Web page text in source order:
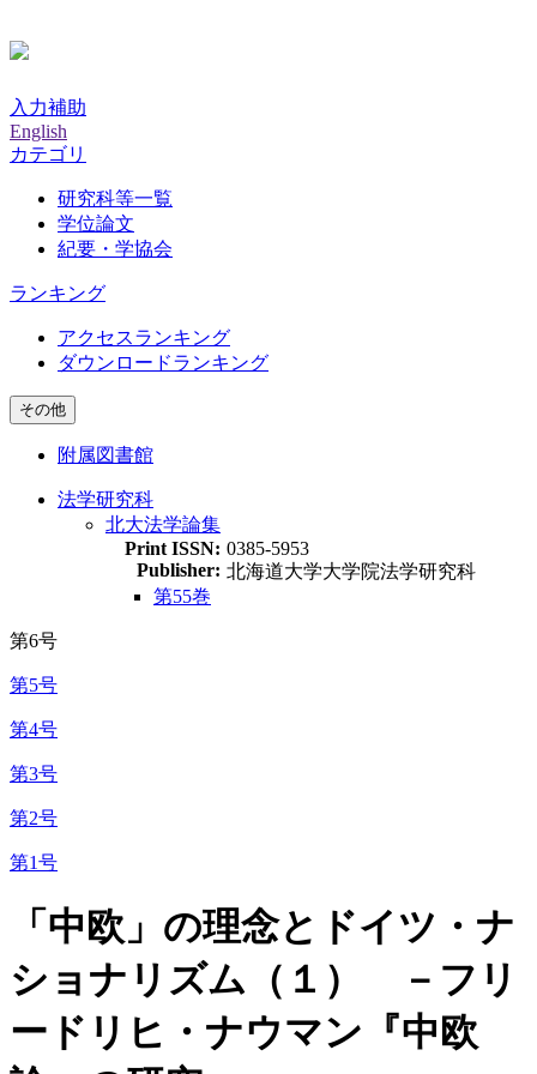
入力補助
English
カテゴリ
研究科等一覧
学位論文
紀要・学協会
ランキング
アクセスランキング
ダウンロードランキング
その他
附属図書館
法学研究科
北大法学論集
Print ISSN: 0385-5953
Publisher: 北海道大学大学院法学研究科
第55巻
第6号
第5号
第4号
第3号
第2号
第1号
「中欧」の理念とドイツ・ナ
ショナリズム（１） －フリ
ードリヒ・ナウマン『中欧